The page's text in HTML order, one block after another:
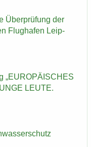
Über­prü­fung der
Flug­ha­fen Leip­
„EU­RO­PÄI­SCHES
LEUTE.